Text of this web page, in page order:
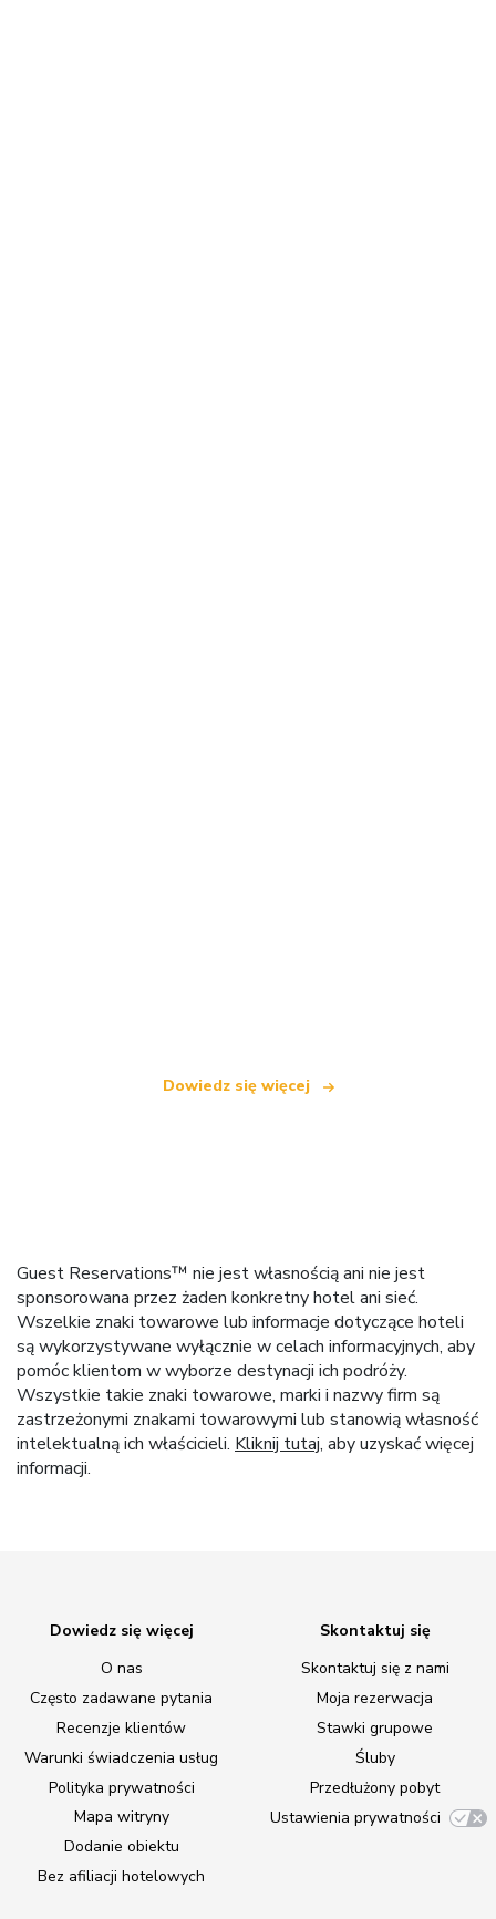
Dowiedz się więcej
Guest Reservations™ nie jest własnością ani nie jest
sponsorowana przez żaden konkretny hotel ani sieć.
Wszelkie znaki towarowe lub informacje dotyczące hoteli
są wykorzystywane wyłącznie w celach informacyjnych, aby
pomóc klientom w wyborze destynacji ich podróży.
Wszystkie takie znaki towarowe, marki i nazwy firm są
zastrzeżonymi znakami towarowymi lub stanowią własność
intelektualną ich właścicieli. Kliknij tutaj, aby uzyskać więcej
informacji.
Dowiedz się więcej
O nas
Często zadawane pytania
Recenzje klientów
Warunki świadczenia usług
Polityka prywatności
Mapa witryny
Dodanie obiektu
Bez afiliacji hotelowych
Skontaktuj się
Skontaktuj się z nami
Moja rezerwacja
Stawki grupowe
Śluby
Przedłużony pobyt
Ustawienia prywatności